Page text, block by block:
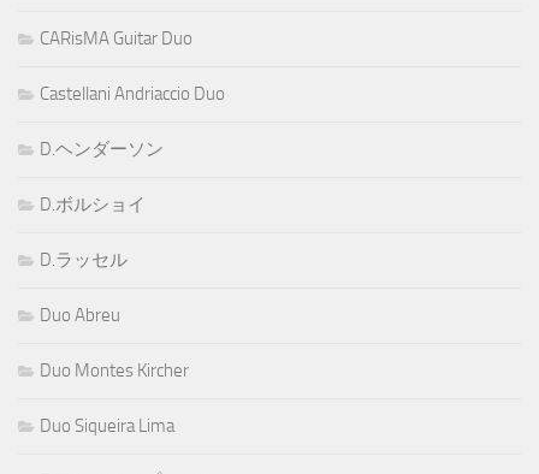
CARisMA Guitar Duo
Castellani Andriaccio Duo
D.ヘンダーソン
D.ボルショイ
D.ラッセル
Duo Abreu
Duo Montes Kircher
Duo Siqueira Lima